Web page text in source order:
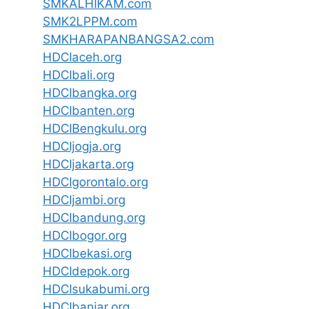
SMKALHIKAM.com
SMK2LPPM.com
SMKHARAPANBANGSA2.com
HDCIaceh.org
HDCIbali.org
HDCIbangka.org
HDCIbanten.org
HDCIBengkulu.org
HDCIjogja.org
HDCIjakarta.org
HDCIgorontalo.org
HDCIjambi.org
HDCIbandung.org
HDCIbogor.org
HDCIbekasi.org
HDCIdepok.org
HDCIsukabumi.org